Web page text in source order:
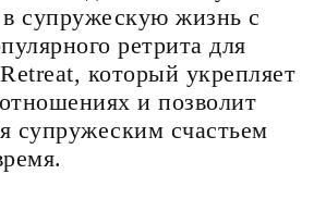
в супружескую жизнь с
ретрита для
который укрепляет
и позволит
супружеским счастьем